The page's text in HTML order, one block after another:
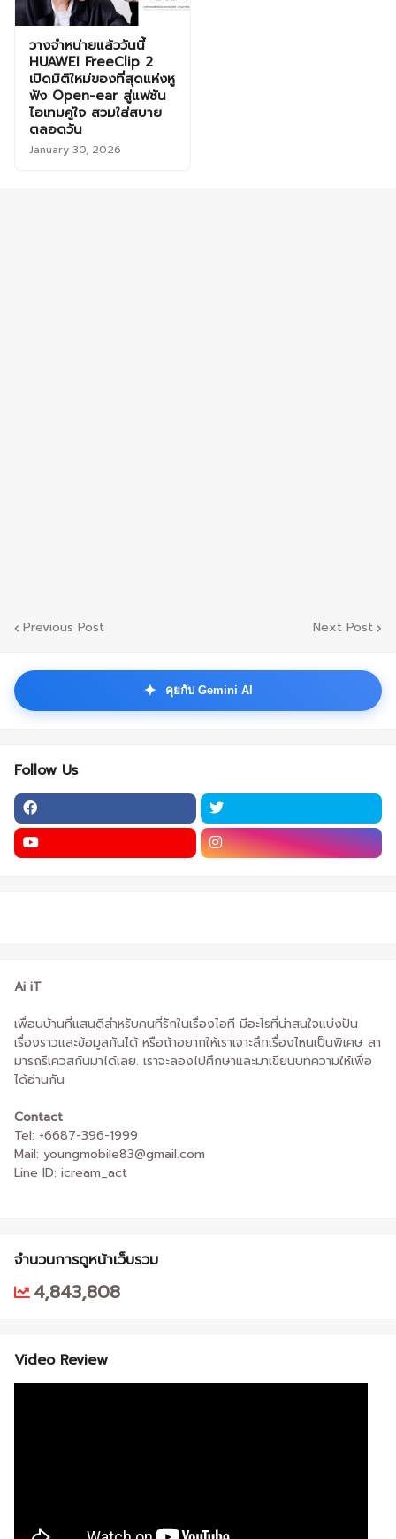
วางจำหน่ายแล้ววันนี้
HUAWEI FreeClip 2
เปิดมิติใหม่ของที่สุดแห่งหู
ฟัง Open-ear สู่แฟชัน
ไอเทมคู่ใจ สวมใส่สบาย
ตลอดวัน
January 30, 2026
Previous Post Next Post
✦ คุยกับ Gemini AI
Follow Us
Ai iT
เพื่อนบ้านที่แสนดีสำหรับคนที่รักในเรื่องไอที มีอะไรที่น่าสนใจแบ่งปัน
เรื่องราวและข้อมูลกันได้ หรือถ้าอยากให้เราเจาะลึกเรื่องไหนเป็นพิเศษ สา
มารถรีเควสกันมาได้เลย. เราจะลองไปศึกษาและมาเขียนบทความให้เพื่อ
ได้อ่านกัน
Contact
Tel: +6687-396-1999
Mail: youngmobile83@gmail.com
Line ID: icream_act
จำนวนการดูหน้าเว็บรวม
4,843,808
Video Review